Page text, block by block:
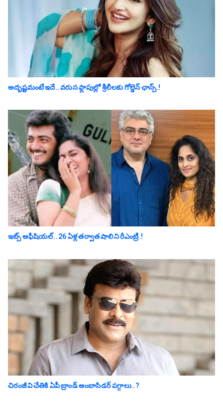
అదృష్టమంటే ఇదే.. వ‌రుస ఫ్లాపుల్లో శ్రీ‌లీల‌కు గోల్డెన్ ఛాన్స్‌.!
ఇట్స్ అఫీషియ‌ల్‌.. 26 ఏళ్ల తర్వాత షాలిని రీఎంట్రీ.!
చిరంజీవి చేతికి ఏపీ బ్రాండ్ అంబాసిడర్ పగ్గాలు..?